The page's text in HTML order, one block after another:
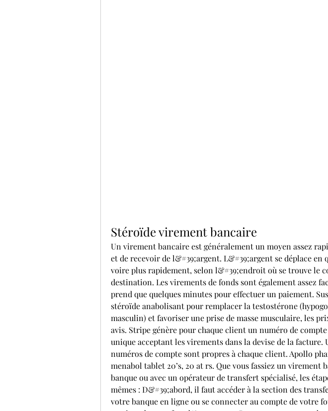
Stéroïde virement bancaire
Un virement bancaire est généralement un moyen assez
et de recevoir de l&#39;argent. L&#39;argent se déplace en
voire plus rapidement, selon l&#39;endroit où se trouve le
destination. Les virements de fonds sont également assez
prend que quelques minutes pour effectuer un paiement.
stéroïde anabolisant pour remplacer la testostérone
masculin) et favoriser une prise de masse musculaire, les
avis. Stripe génère pour chaque client un numéro de
unique acceptant les virements dans la devise de la facture.
numéros de compte sont propres à chaque client. Apollo
menabol tablet 20’s, 20 at rs. Que vous fassiez un virement
banque ou avec un opérateur de transfert spécialisé, les
mêmes : D&#39;abord, il faut accéder à la section des
votre banque en ligne ou se connecter au compte de votre